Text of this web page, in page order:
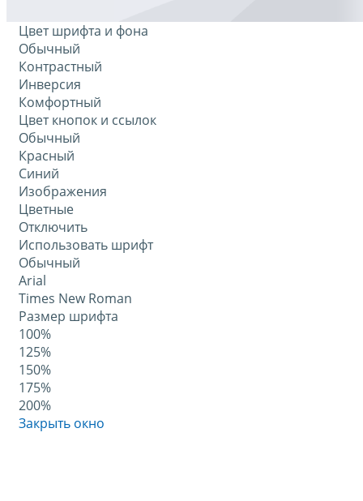
Цвет шрифта и фона
Обычный
Контрастный
Инверсия
Комфортный
Цвет кнопок и ссылок
Обычный
Красный
Синий
Изображения
Цветные
Отключить
Использовать шрифт
Обычный
Arial
Times New Roman
Размер шрифта
100%
125%
150%
175%
200%
Закрыть окно